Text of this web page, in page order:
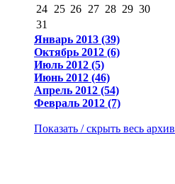
24 25 26 27 28 29 30
31
Январь 2013 (39)
Октябрь 2012 (6)
Июль 2012 (5)
Июнь 2012 (46)
Апрель 2012 (54)
Февраль 2012 (7)
Показать / скрыть весь архив